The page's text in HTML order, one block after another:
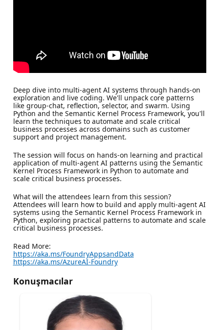
Deep dive into multi-agent AI systems through hands-on
exploration and live coding. We'll unpack core patterns
like group-chat, reflection, selector, and swarm. Using
Python and the Semantic Kernel Process Framework, you'll
learn the techniques to automate and scale critical
business processes across domains such as customer
support and project management.
The session will focus on hands-on learning and practical
application of multi-agent AI patterns using the Semantic
Kernel Process Framework in Python to automate and
scale critical business processes.
What will the attendees learn from this session?
Attendees will learn how to build and apply multi-agent AI
systems using the Semantic Kernel Process Framework in
Python, exploring practical patterns to automate and scale
critical business processes.
Read More:
https://aka.ms/FoundryAppsandData
https://aka.ms/AzureAI-Foundry
Konuşmacılar